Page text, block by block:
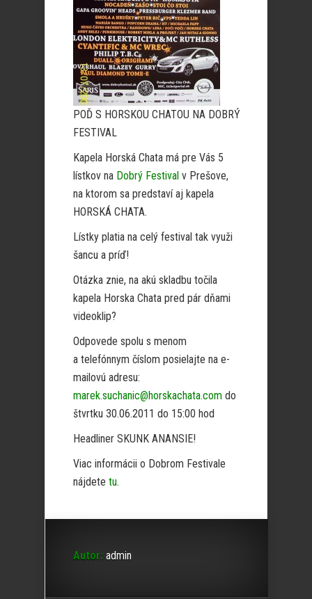
POĎ S HORSKOU CHATOU NA DOBRÝ
FESTIVAL
Kapela Horská Chata má pre Vás 5
lístkov na Dobrý Festival v Prešove,
na ktorom sa predstaví aj kapela
HORSKÁ CHATA.
Lístky platia na celý festival tak využi
šancu a príď!
Otázka znie, na akú skladbu točila
kapela Horska Chata pred pár dňami
videoklip?
Odpovede spolu s menom
a telefónnym číslom posielajte na e-
mailovú adresu:
marek.suchanic@horskachata.com do
štvrtku 30.06.2011 do 15:00 hod
Headliner SKUNK ANANSIE!
Viac informácii o Dobrom Festivale
nájdete tu.
Autor: admin